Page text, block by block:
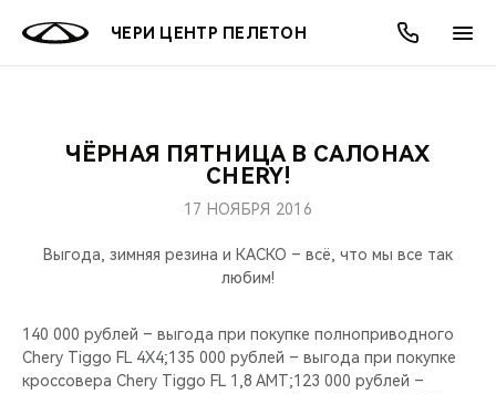
ЧЕРИ ЦЕНТР ПЕЛЕТОН
МОДЕЛИ
СЕДАНЫ
ПОКУПАТЕЛЯМ
ВЛАДЕЛЬЦАМ
ПОДДЕРЖКА
CHERY CONNECT
МИР CHERY
CHERY В СОЦСЕТЯХ
ЛЮДИ CHERY
АКЦИИ
ОНЛАЙН СЕРВИСЫ
О КОМПАНИИ
ЧЁРНАЯ ПЯТНИЦА В САЛОНАХ
CHERY!
17 НОЯБРЯ 2016
Выгода, зимняя резина и КАСКО – всё, что мы все так
любим!
140 000 рублей – выгода при покупке полноприводного
Chery Tiggo FL 4X4;135 000 рублей – выгода при покупке
кроссовера Chery Tiggo FL 1,8 AMT;123 000 рублей –